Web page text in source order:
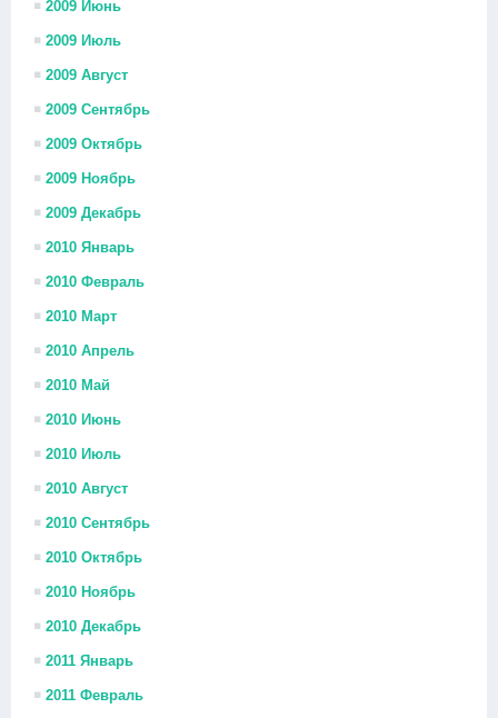
2009 Июнь
2009 Июль
2009 Август
2009 Сентябрь
2009 Октябрь
2009 Ноябрь
2009 Декабрь
2010 Январь
2010 Февраль
2010 Март
2010 Апрель
2010 Май
2010 Июнь
2010 Июль
2010 Август
2010 Сентябрь
2010 Октябрь
2010 Ноябрь
2010 Декабрь
2011 Январь
2011 Февраль